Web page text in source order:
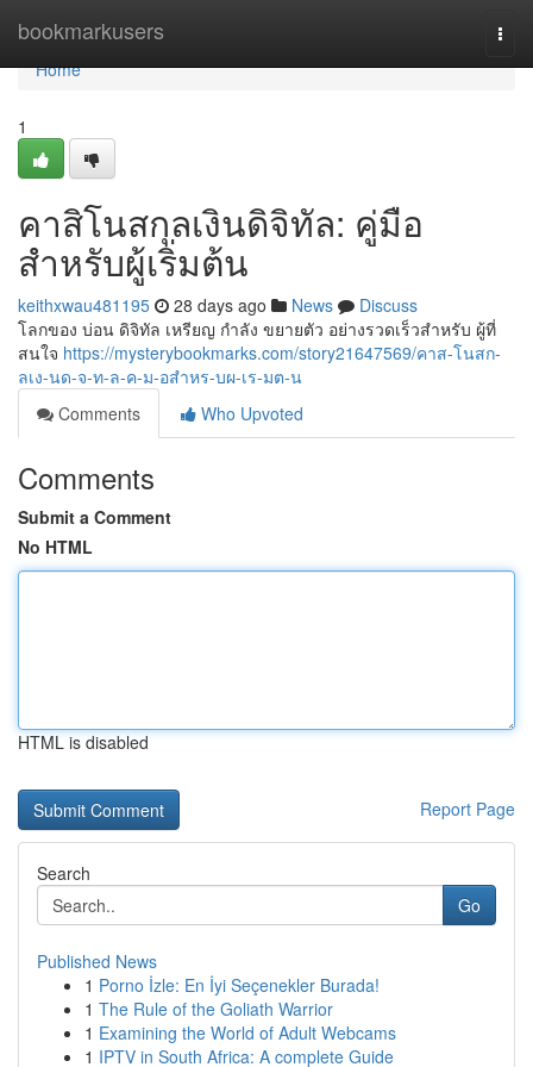
bookmarkusers
Home
Home
1
คาสิโนสกุลเงินดิจิทัล: คู่มือ
สำหรับผู้เริ่มต้น
keithxwau481195 28 days ago News
Discuss
โลกของ บ่อน ดิจิทัล เหรียญ กำลัง ขยายตัว อย่างรวดเร็วสำหรับ ผู้ที่
สนใจ https://mysterybookmarks.com/story21647569/คาส-โนสก-
ลเง-นด-จ-ท-ล-ค-ม-อสำหร-บผ-เร-มต-น
Comments
Who Upvoted
Comments
Submit a Comment
No HTML
HTML is disabled
Report Page
Search
Go
Published News
1 Porno İzle: En İyi Seçenekler Burada!
1 The Rule of the Goliath Warrior
1 Examining the World of Adult Webcams
1 IPTV in South Africa: A complete Guide